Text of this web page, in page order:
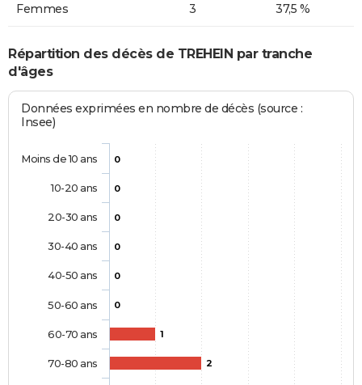
Femmes 3 37,5 %
Répartition des décès de TREHEIN par tranche
d'âges
Données exprimées en nombre de décès (source :
Insee)
0
0
0
0
0
0
1
2
Moins de 10 ans
10-20 ans
20-30 ans
30-40 ans
40-50 ans
50-60 ans
60-70 ans
70-80 ans